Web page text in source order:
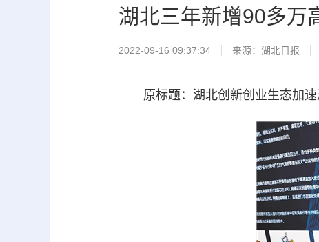
湖北三年新增90多万
2022-09-16 09:37:34 来源： 湖北日报
原标题：湖北创新创业生态加速